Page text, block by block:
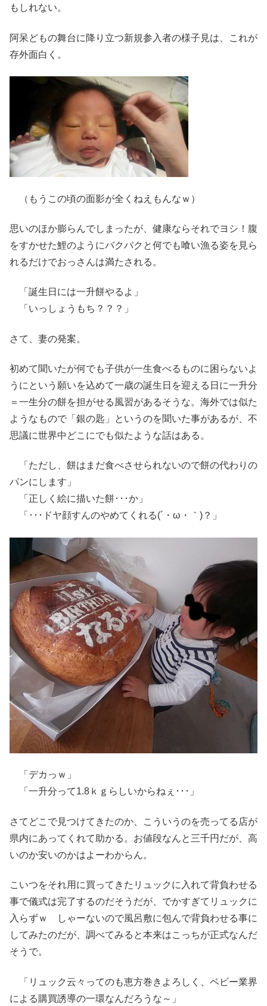
もしれない。
阿呆どもの舞台に降り立つ新規参入者の様子見は、これが
存外面白く。
（もうこの頃の面影が全くねえもんなｗ）
思いのほか膨らんでしまったが、健康ならそれでヨシ！腹
をすかせた鯉のようにバクバクと何でも喰い漁る姿を見ら
れるだけでおっさんは満たされる。
「誕生日には一升餅やるよ」
「いっしょうもち？？？」
さて、妻の発案。
初めて聞いたが何でも子供が一生食べるものに困らないよ
うにという願いを込めて一歳の誕生日を迎える日に一升分
＝一生分の餅を担がせる風習があるそうな。海外では似た
ようなもので「銀の匙」というのを聞いた事があるが、不
思議に世界中どこにでも似たような話はある。
「ただし、餅はまだ食べさせられないので餅の代わりの
パンにします」
「正しく絵に描いた餅･･･か」
「･･･ドヤ顔すんのやめてくれる(´・ω・｀)？」
「デカっｗ」
「一升分って1.8ｋｇらしいからねぇ･･･」
さてどこで見つけてきたのか、こういうのを売ってる店が
県内にあってくれて助かる。お値段なんと三千円だが、高
いのか安いのかはよーわからん。
こいつをそれ用に買ってきたリュックに入れて背負わせる
事で儀式は完了するのだそうだが、でかすぎてリュックに
入らずｗ しゃーないので風呂敷に包んで背負わせる事に
してみたのだが、調べてみると本来はこっちが正式なんだ
そうで。
「リュック云々ってのも恵方巻きよろしく、ベビー業界
による購買誘導の一環なんだろうな～」